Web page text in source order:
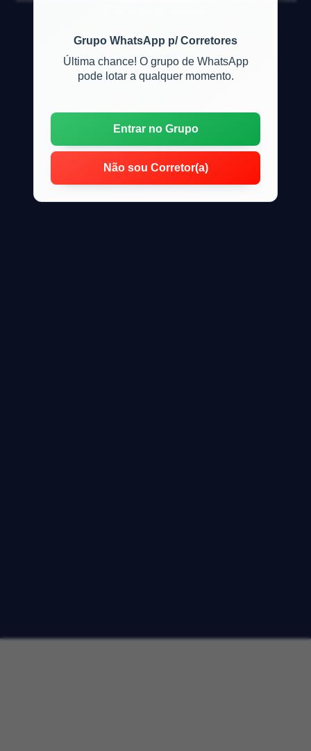
Grupo WhatsApp p/ Corretores
Última chance! O grupo de WhatsApp
pode lotar a qualquer momento.
Entrar no Grupo
Não sou Corretor(a)